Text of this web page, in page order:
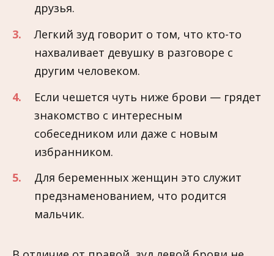
друзья.
Легкий зуд говорит о том, что кто-то
нахваливает девушку в разговоре с
другим человеком.
Если чешется чуть ниже брови — грядет
знакомство с интересным
собеседником или даже с новым
избранником.
Для беременных женщин это служит
предзнаменованием, что родится
мальчик.